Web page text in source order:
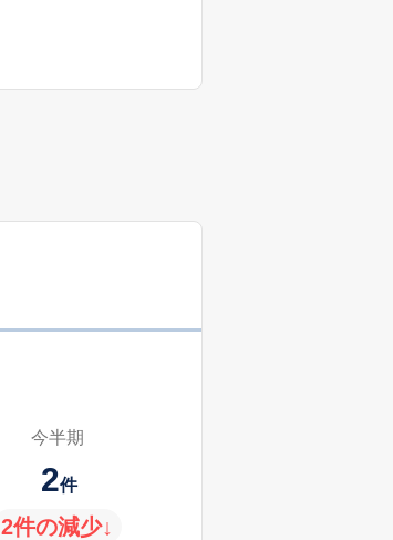
今半期
2件
2件の減少↓